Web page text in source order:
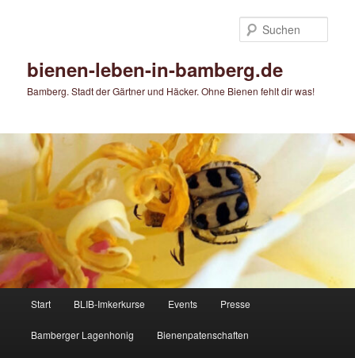
bienen-leben-in-bamberg.de
Bamberg. Stadt der Gärtner und Häcker. Ohne Bienen fehlt dir was!
Start BLIB-Imkerkurse Events Presse
Bamberger Lagenhonig Bienenpatenschaften